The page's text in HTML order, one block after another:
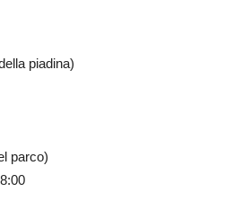
piadina)
parco)